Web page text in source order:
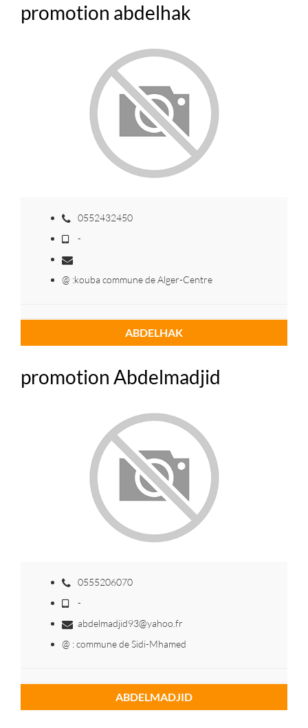
promotion abdelhak
0552432450
-
@ :kouba commune de Alger-Centre
ABDELHAK
promotion Abdelmadjid
0555206070
-
abdelmadjid93@yahoo.fr
@ : commune de Sidi-Mhamed
ABDELMADJID